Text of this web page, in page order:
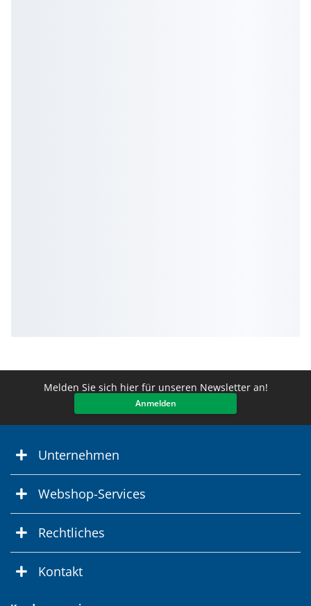
Melden Sie sich hier für unseren Newsletter an!
Anmelden
Unternehmen
Webshop-Services
Rechtliches
Kontakt